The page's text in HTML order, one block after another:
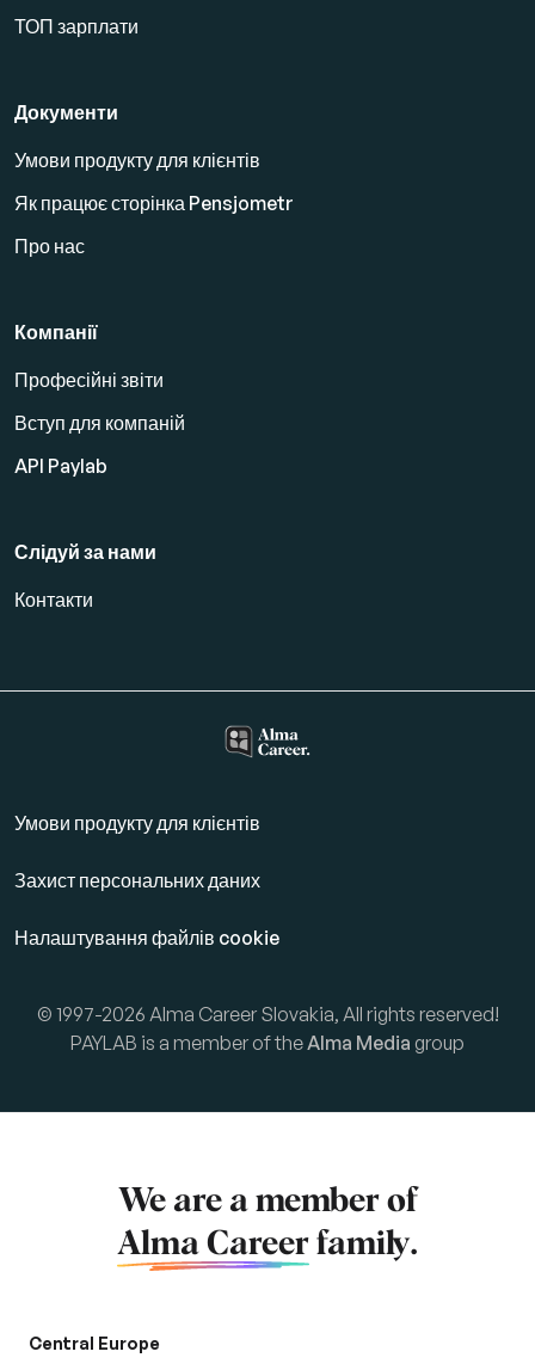
ТОП зарплати
Документи
Умови продукту для клієнтів
Як працює сторінка Pensjometr
Про нас
Компанії
Професійні звіти
Вступ для компаній
API Paylab
Слідуй за нами
Контакти
Умови продукту для клієнтів
Захист персональних даних
Налаштування файлів cookie
© 1997-2026 Alma Career Slovakia, All rights reserved!
PAYLAB is a member of the Alma Media group
We are a member of
Alma Career family.
Central Europe